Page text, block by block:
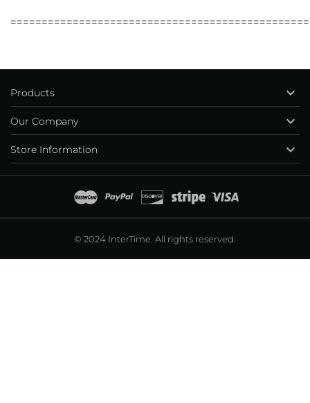
Store Information 
Products 
Our Company 
© 2024 InterTime. All rights reserved.